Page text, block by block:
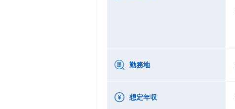
勤務地
想定年収